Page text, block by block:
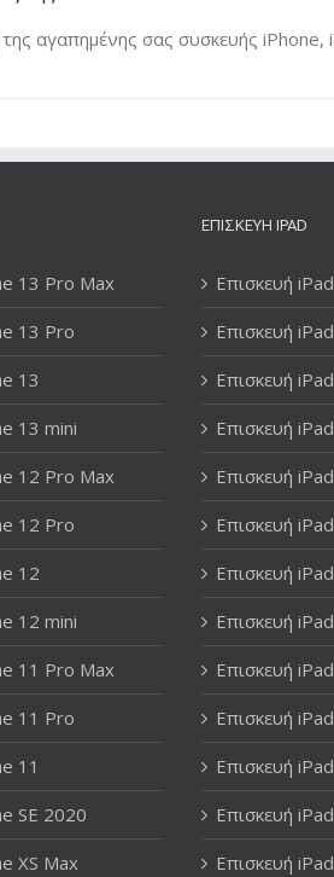
αγαπημένης σας συσκευής iPhone,
13 Pro Max
13 Pro
13
13 mini
12 Pro Max
12 Pro
12
12 mini
11 Pro Max
11 Pro
11
SE 2020
XS Max
ΕΠΙΣΚΕΥΉ IPAD
Επισκευή
Επισκευή
Επισκευή
Επισκευή
Επισκευή
Επισκευή
Επισκευή
Επισκευή
Επισκευή
Επισκευή
Επισκευή
Επισκευή
Επισκευή